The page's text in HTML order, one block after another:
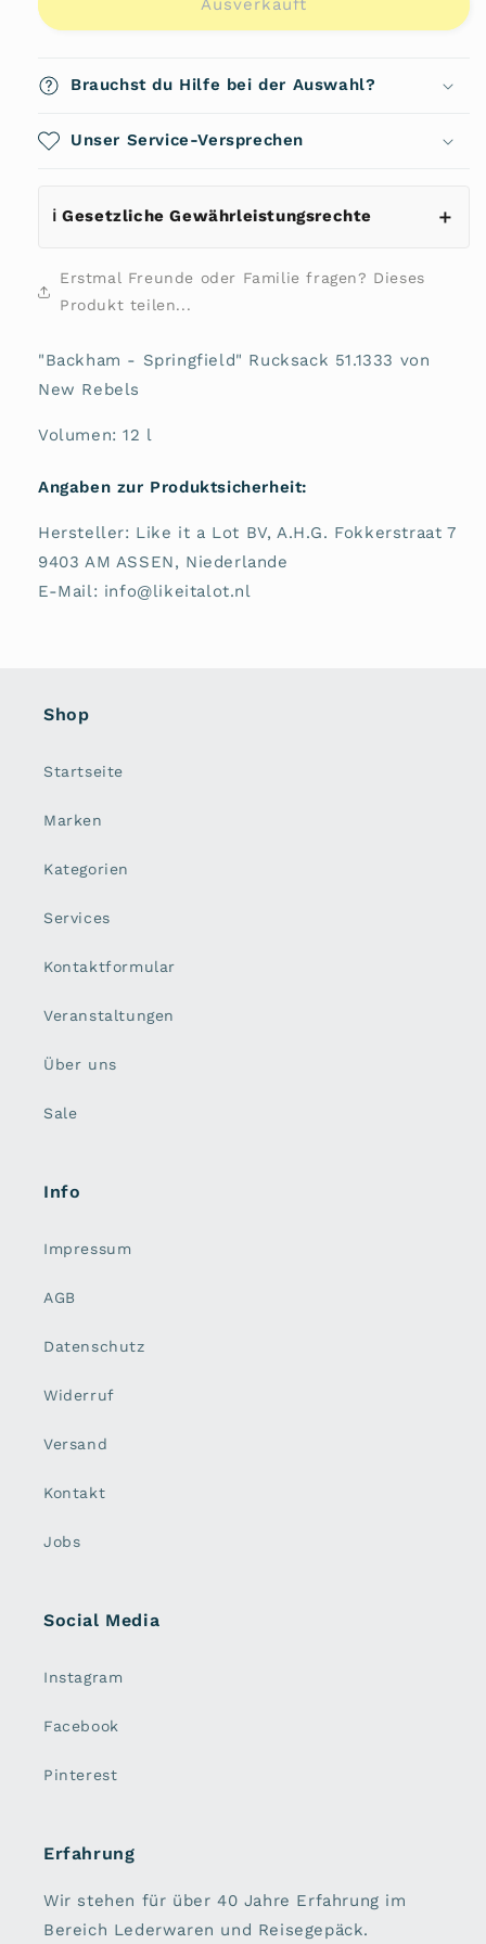
&quot;Backham
Rucksack
von
&quot;Backham
Rucksack
von
Ausverkauft
Brauchst du Hilfe bei der Auswahl?
Unser Service-Versprechen
ℹ️ Gesetzliche Gewährleistungsrechte
Erstmal Freunde oder Familie fragen? Dieses
Produkt teilen...
"Backham - Springfield" Rucksack 51.1333 von
New Rebels
Volumen: 12 l
Angaben zur Produktsicherheit:
Hersteller: Like it a Lot BV, A.H.G. Fokkerstraat 7
9403 AM ASSEN, Niederlande
E-Mail: info@likeitalot.nl
Shop
Startseite
Marken
Kategorien
Services
Kontaktformular
Veranstaltungen
Über uns
Sale
Info
Impressum
AGB
Datenschutz
Widerruf
Versand
Kontakt
Jobs
Social Media
Instagram
Facebook
Pinterest
Erfahrung
Wir stehen für über 40 Jahre Erfahrung im
Bereich Lederwaren und Reisegepäck.